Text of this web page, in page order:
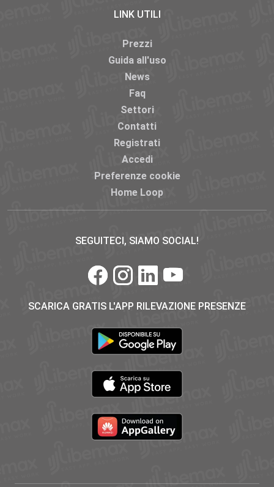
LINK UTILI
Prezzi
Guida all'uso
News
Faq
Settori
Contatti
Registrati
Accedi
Preferenze cookie
Home Loop
SEGUITECI, SIAMO SOCIAL!
SCARICA GRATIS L'APP RILEVAZIONE PRESENZE